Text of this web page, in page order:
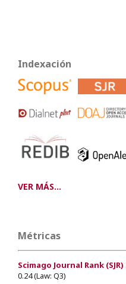
Indexación
VER MÁS...
Métricas
Scimago Journal Rank (SJR)
0.24 (Law: Q3)